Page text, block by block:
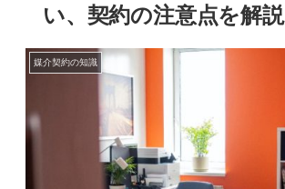
い、契約の注意点を解説
媒介契約の知識